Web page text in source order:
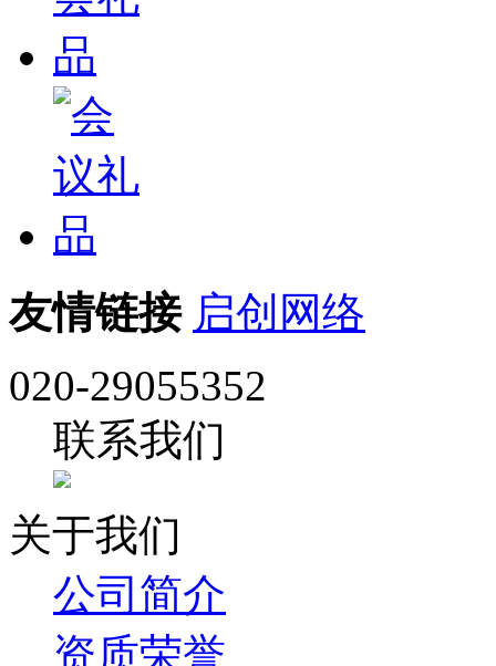
友情链接 启创网络
020-29055352
联系我们
关于我们
公司简介
资质荣誉